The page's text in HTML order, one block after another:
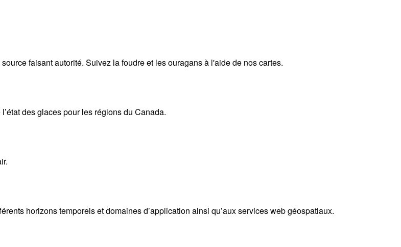
faisant autorité. Suivez la foudre et les ouragans à l'aide de nos cartes.
des glaces pour les régions du Canada.
horizons temporels et domaines d’application ainsi qu’aux services web géospatiaux.